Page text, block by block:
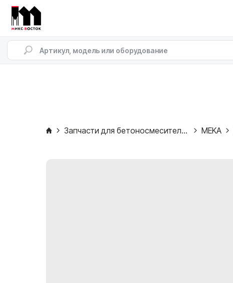
Запчасти для бетоносмесителей MEKA